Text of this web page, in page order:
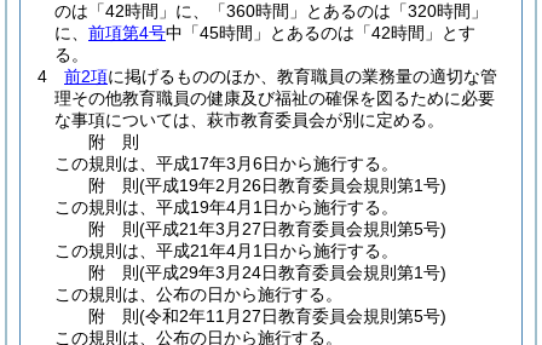
のは「42時間」に、「360時間」とあるのは「320時間」
に、 前項第4号中「45時間」とあるのは「42時間」とす
る。
4
前2項に掲げるもののほか、教育職員の業務量の適切な管
理その他教育職員の健康及び福祉の確保を図るために必要
な事項については、萩市教育委員会が別に定める。
附 則
この規則は、平成17年3月6日から施行する。
附 則(平成19年2月26日教育委員会規則第1号)
この規則は、平成19年4月1日から施行する。
附 則(平成21年3月27日教育委員会規則第5号)
この規則は、平成21年4月1日から施行する。
附 則(平成29年3月24日教育委員会規則第1号)
この規則は、公布の日から施行する。
附 則(令和2年11月27日教育委員会規則第5号)
この規則は、公布の日から施行する。